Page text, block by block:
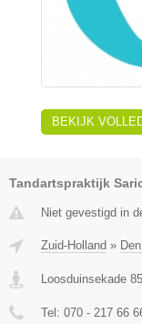
BEKIJK
Tandartspraktijk
Niet gevestigd in
Zuid-Holland »
Loosduinsekade 85
Tel: 070 - 217 66